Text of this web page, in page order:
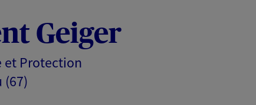
Geiger
et Protection
(67)